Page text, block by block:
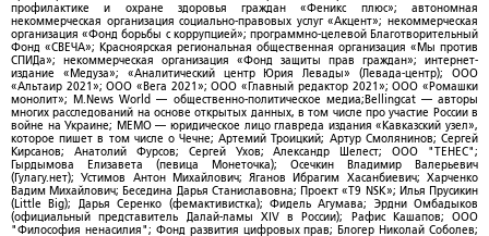
профилактике и охране здоровья граждан «Феникс плюс»; автономная
некоммерческая организация социально-правовых услуг «Акцент»; некоммерческая
организация «Фонд борьбы с коррупцией»; программно-целевой Благотворительный
Фонд «СВЕЧА»; Красноярская региональная общественная организация «Мы против
СПИДа»; некоммерческая организация «Фонд защиты прав граждан»; интернет-
издание «Медуза»; «Аналитический центр Юрия Левады» (Левада-центр); ООО
«Альтаир 2021»; ООО «Вега 2021»; ООО «Главный редактор 2021»; ООО «Ромашки
монолит»; M.News World — общественно-политическое медиа;Bellingcat — авторы
многих расследований на основе открытых данных, в том числе про участие России в
войне на Украине; МЕМО — юридическое лицо главреда издания «Кавказский узел»,
которое пишет в том числе о Чечне; Артемий Троицкий; Артур Смолянинов; Сергей
Кирсанов; Анатолий Фурсов; Сергей Ухов; Александр Шелест; ООО "ТЕНЕС";
Гырдымова Елизавета (певица Монеточка); Осечкин Владимир Валерьевич
(Гулагу.нет); Устимов Антон Михайлович; Яганов Ибрагим Хасанбиевич; Харченко
Вадим Михайлович; Беседина Дарья Станиславовна; Проект «T9 NSK»; Илья Прусикин
(Little Big); Дарья Серенко (фемактивистка); Фидель Агумава; Эрдни Омбадыков
(официальный представитель Далай-ламы XIV в России); Рафис Кашапов; ООО
"Философия ненасилия"; Фонд развития цифровых прав; Блогер Николай Соболев;